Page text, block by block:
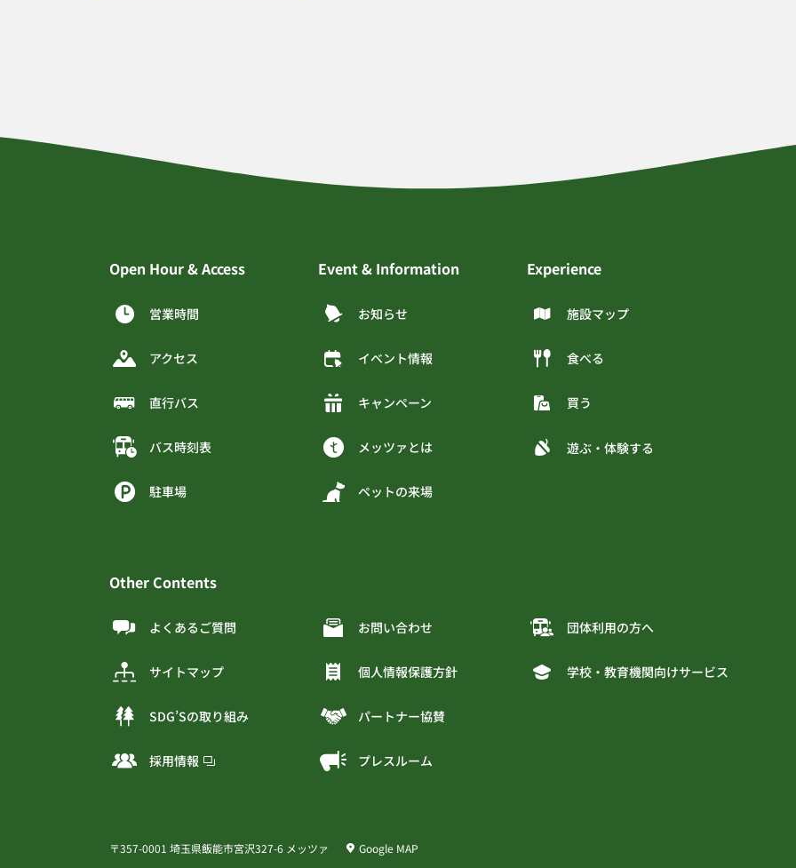
Open Hour & Access
営業時間
アクセス
直行バス
バス時刻表
駐車場
Event & Information
お知らせ
イベント情報
キャンペーン
メッツァとは
ペットの来場
Experience
施設マップ
食べる
買う
遊ぶ・体験する
Other Contents
よくあるご質問
サイトマップ
SDG’Sの取り組み
採用情報
お問い合わせ
個人情報保護方針
パートナー協賛
プレスルーム
団体利用の方へ
学校・教育機関向けサービス
〒357-0001 埼玉県飯能市宮沢327-6 メッツァ Google MAP